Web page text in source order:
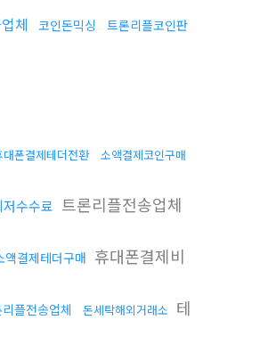
체 코인돈믹싱
트론리플코인판
대폰결제테더전환 소액결제코인구매
수수료 트론리플전송업체
액결제테더구매 휴대폰결제비
플전송업체 돈세탁해외거래소 테